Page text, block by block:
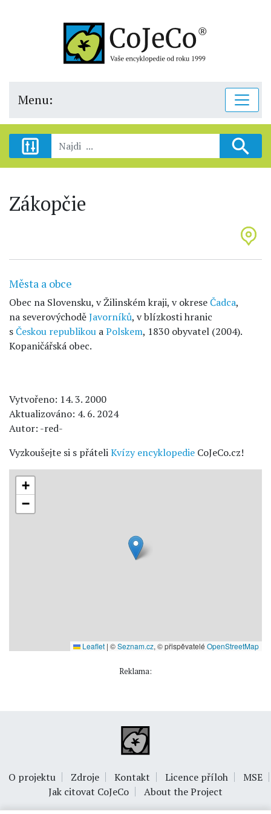
Menu:
Zákopčie
Města a obce
Obec na Slovensku, v Žilinském kraji, v okreseČadca,
na severovýchoděJavorníků, v blízkosti hranic
sČeskou republikou aPolskem, 1830 obyvatel (2004).
Kopaničářská obec.
Vytvořeno: 14. 3. 2000
Aktualizováno: 4. 6. 2024
Autor: -red-
Vyzkoušejte si s přáteliKvízy encyklopedie CoJeCo.cz!
+
−
Leaflet | ©Seznam.cz, © přispěvatelé OpenStreetMap
Reklama:
O projektu Zdroje Kontakt Licence příloh
MSE
Jak citovat CoJeCo
About the Project